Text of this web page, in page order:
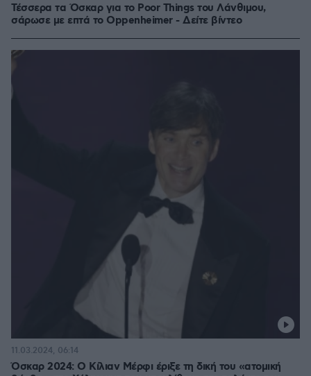
Τέσσερα τα Όσκαρ για το Poor Things του Λάνθιμου,
σάρωσε με επτά το Oppenheimer - Δείτε βίντεο
Όσκαρ 2024: Ο Κίλιαν Μέρφι έριξε τη δική του «ατομική
11.03.2024, 06:14